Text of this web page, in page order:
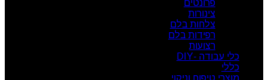
פרונטים
צינורות
צלחות בלם
רפידות בלם
רצועות
כלי עבודה -DIY
כללי